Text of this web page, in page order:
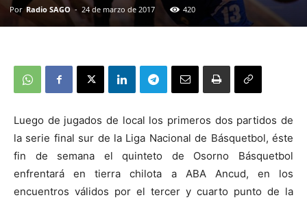
Por Radio SAGO - 24 de marzo de 2017 420
Luego de jugados de local los primeros dos partidos de
la serie final sur de la Liga Nacional de Básquetbol, éste
fin de semana el quinteto de Osorno Básquetbol
enfrentará en tierra chilota a ABA Ancud, en los
encuentros válidos por el tercer y cuarto punto de la